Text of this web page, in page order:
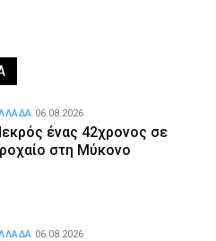
ένας 42χρονος σε
στη Μύκονο
06.08.2026
06.08.2026